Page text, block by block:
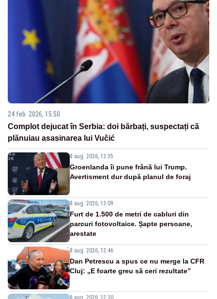
24 feb. 2026, 15:50
Complot dejucat în Serbia: doi bărbați, suspectați că
plănuiau asasinarea lui Vučić
8 aug. 2026, 13:35
Groenlanda îi pune frână lui Trump.
Avertisment dur după planul de foraj
8 aug. 2026, 13:09
Furt de 1.500 de metri de cabluri din
parcuri fotovoltaice. Șapte persoane,
arestate
8 aug. 2026, 12:46
Dan Petrescu a spus ce nu merge la CFR
Cluj: „E foarte greu să ceri rezultate”
8 aug. 2026, 12:30